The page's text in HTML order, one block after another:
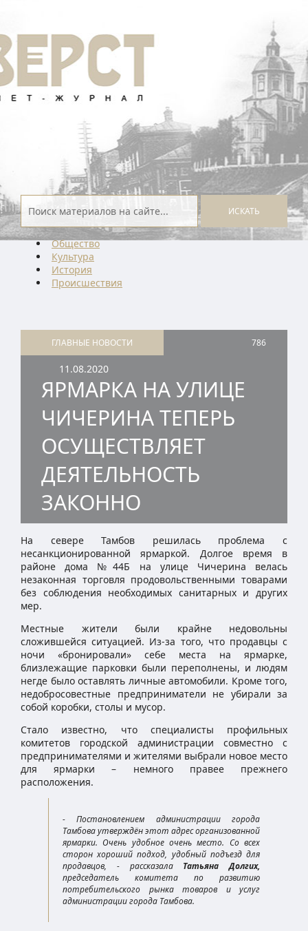
ИСКАТЬ
Общество
Культура
История
Проиcшествия
ГЛАВНЫЕ НОВОСТИ 786
11.08.2020
ЯРМАРКА НА УЛИЦЕ
ЧИЧЕРИНА ТЕПЕРЬ
ОСУЩЕСТВЛЯЕТ
ДЕЯТЕЛЬНОСТЬ
ЗАКОННО
На севере Тамбов решилась проблема с
несанкционированной ярмаркой. Долгое время в
районе дома №44Б на улице Чичерина велась
незаконная торговля продовольственными товарами
без соблюдения необходимых санитарных и других
мер.
Местные жители были крайне недовольны
сложившейся ситуацией. Из-за того, что продавцы с
ночи «бронировали» себе места на ярмарке,
близлежащие парковки были переполнены, и людям
негде было оставлять личные автомобили. Кроме того,
недобросовестные предприниматели не убирали за
собой коробки, столы и мусор.
Стало известно, что специалисты профильных
комитетов городской администрации совместно с
предпринимателями и жителями выбрали новое место
для ярмарки – немного правее прежнего
расположения.
- Постановлением администрации города
Тамбова утверждён этот адрес организованной
ярмарки. Очень удобное очень место. Со всех
сторон хороший подход, удобный подъезд для
продавцов, - рассказала Татьяна Долгих,
председатель комитета по развитию
потребительского рынка товаров и услуг
администрации города Тамбова.